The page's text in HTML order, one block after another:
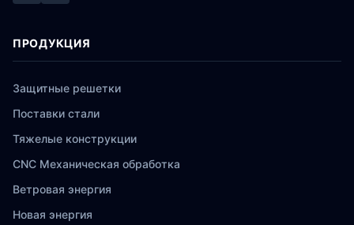
ПРОДУКЦИЯ
Защитные решетки
Поставки стали
Тяжелые конструкции
CNC Механическая обработка
Ветровая энергия
Новая энергия